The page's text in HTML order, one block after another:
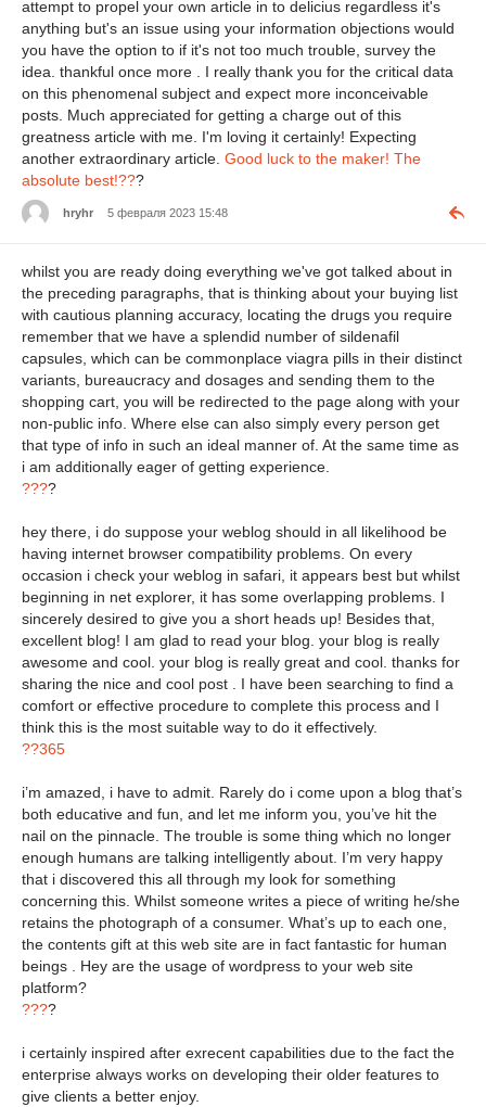
attempt to propel your own article in to delicius regardless it's
anything but's an issue using your information objections would
you have the option to if it's not too much trouble, survey the
idea. thankful once more . I really thank you for the critical data
on this phenomenal subject and expect more inconceivable
posts. Much appreciated for getting a charge out of this
greatness article with me. I'm loving it certainly! Expecting
another extraordinary article. Good luck to the maker! The
absolute best!???
hryhr 5 февраля 2023 15:48
whilst you are ready doing everything we've got talked about in
the preceding paragraphs, that is thinking about your buying list
with cautious planning accuracy, locating the drugs you require
remember that we have a splendid number of sildenafil
capsules, which can be commonplace viagra pills in their distinct
variants, bureaucracy and dosages and sending them to the
shopping cart, you will be redirected to the page along with your
non-public info. Where else can also simply every person get
that type of info in such an ideal manner of. At the same time as
i am additionally eager of getting experience.
????
hey there, i do suppose your weblog should in all likelihood be
having internet browser compatibility problems. On every
occasion i check your weblog in safari, it appears best but whilst
beginning in net explorer, it has some overlapping problems. I
sincerely desired to give you a short heads up! Besides that,
excellent blog! I am glad to read your blog. your blog is really
awesome and cool. your blog is really great and cool. thanks for
sharing the nice and cool post . I have been searching to find a
comfort or effective procedure to complete this process and I
think this is the most suitable way to do it effectively.
??365
i’m amazed, i have to admit. Rarely do i come upon a blog that’s
both educative and fun, and let me inform you, you’ve hit the
nail on the pinnacle. The trouble is some thing which no longer
enough humans are talking intelligently about. I’m very happy
that i discovered this all through my look for something
concerning this. Whilst someone writes a piece of writing he/she
retains the photograph of a consumer. What’s up to each one,
the contents gift at this web site are in fact fantastic for human
beings . Hey are the usage of wordpress to your web site
platform?
????
i certainly inspired after exrecent capabilities due to the fact the
enterprise always works on developing their older features to
give clients a better enjoy.